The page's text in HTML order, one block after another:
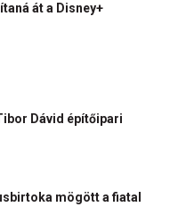
át a Disney+
Dávid építőipari
mögött a fiatal